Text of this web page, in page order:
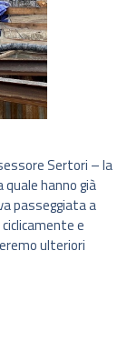
Sertori – la
hanno già
passeggiata a
e
ulteriori